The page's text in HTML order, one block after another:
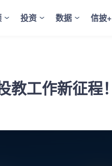
投资 数据 信披+
工作新征程！